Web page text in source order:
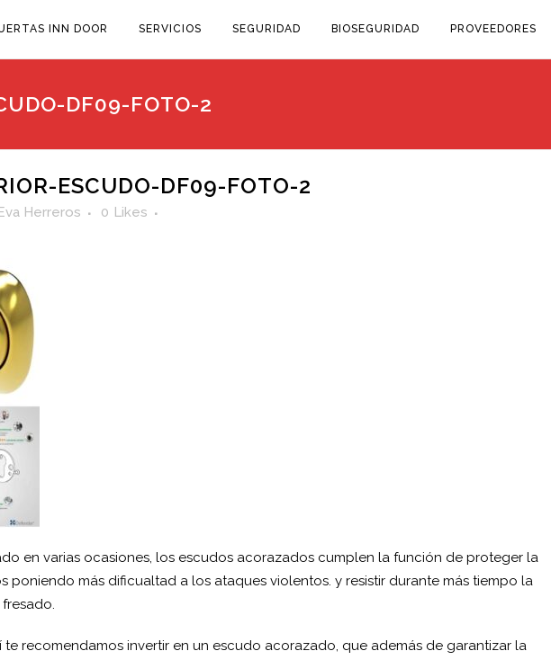
INN DOOR SERVICIOS SEGURIDAD BIOSEGURIDAD PROVEEDORES
DF09-FOTO-2
ESCUDO-DF09-FOTO-2
Herreros 0 Likes
en varias ocasiones, los escudos acorazados cumplen la función de proteger la
poniendo más dificualtad a los ataques violentos. y resistir durante más tiempo la
te recomendamos invertir en un escudo acorazado, que además de garantizar la